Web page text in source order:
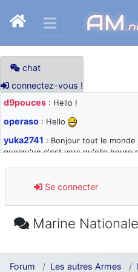
AM
chat
connectez-vous !
d9pouces : Hello !
operaso : Hello
yuka2741 : Bonjour tout le
quelqu'un c'est vers qu'elle heure
d9pouces: désolé pour les
jours : je teste des méthodes
paxwax : Super, la nouvelle
comprendre
Se connecter
Marine
Forum Les autres Armes